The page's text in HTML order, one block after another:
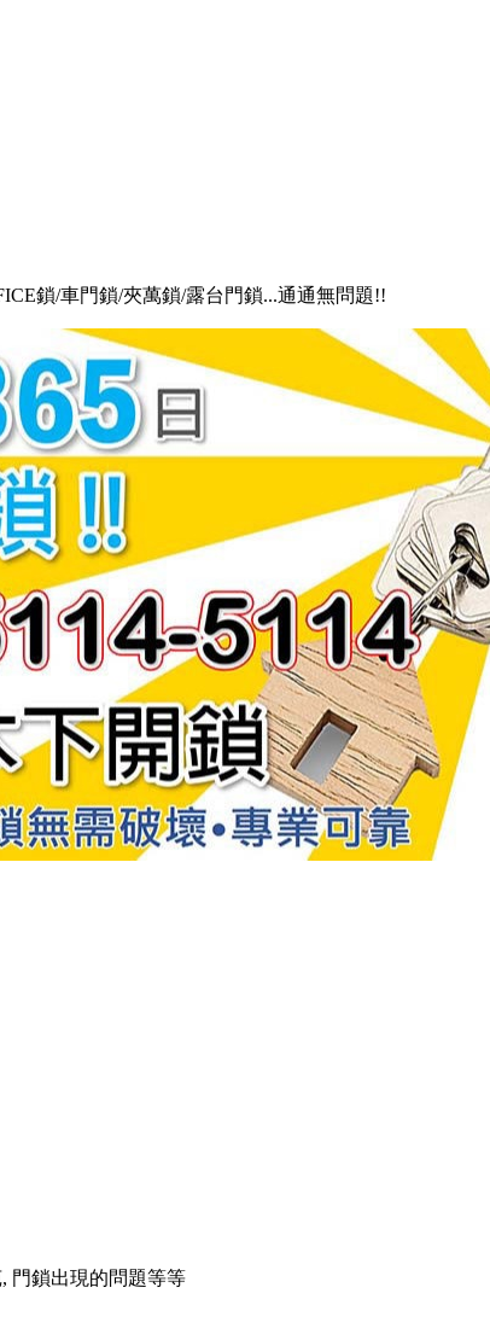
鎖/車門鎖/夾萬鎖/露台門鎖...通通無問題!!
門鎖出現的問題等等